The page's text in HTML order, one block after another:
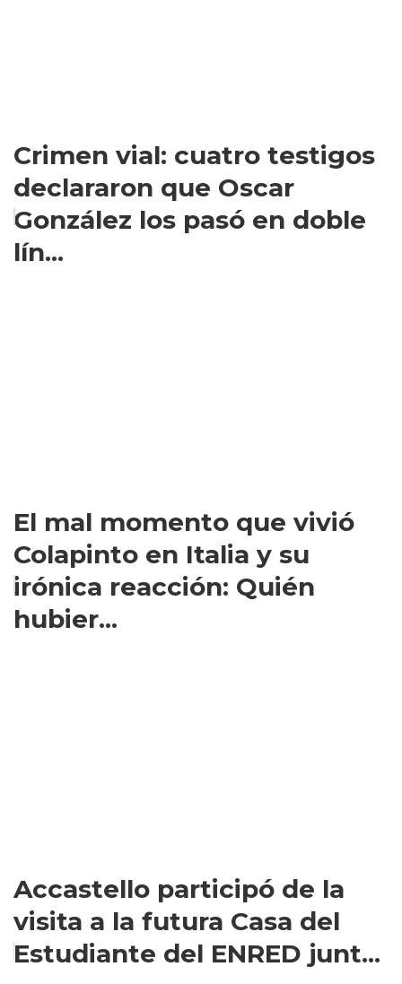
Crimen vial: cuatro testigos
declararon que Oscar
González los pasó en doble
lín...
El mal momento que vivió
Colapinto en Italia y su
irónica reacción: Quién
hubier...
Accastello participó de la
visita a la futura Casa del
Estudiante del ENRED junt...